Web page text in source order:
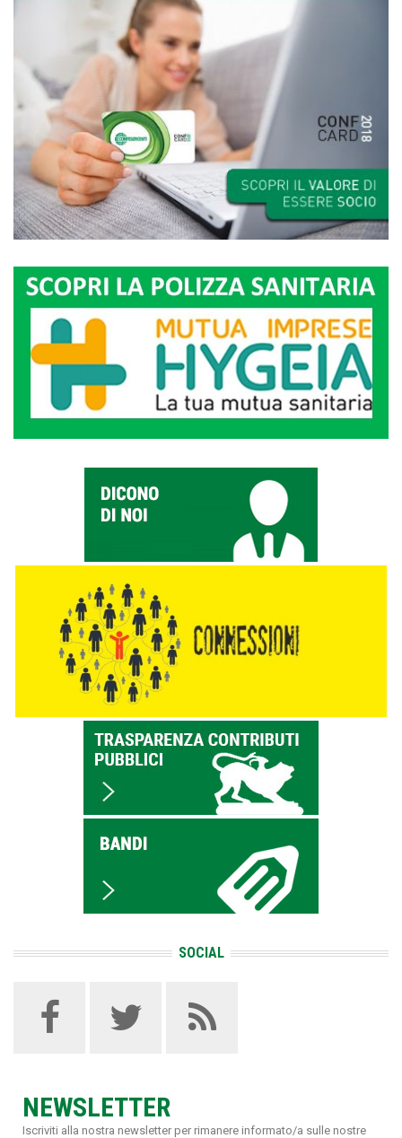
SOCIAL
NEWSLETTER
Iscriviti alla nostra newsletter per rimanere informato/a sulle nostre